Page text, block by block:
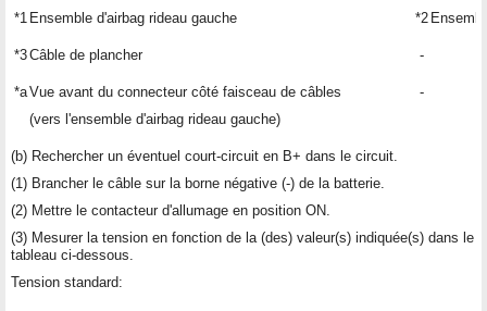
*1 Ensemble d'airbag rideau gauche *2
*3Câble de plancher -
*aVue avant du connecteur côté faisceau de câbles
(vers l'ensemble d'airbag rideau gauche)
-
(b) Rechercher un éventuel court-circuit en B+ dans le circuit.
(1) Brancher le câble sur la borne négative (-) de la batterie.
(2) Mettre le contacteur d'allumage en position ON.
(3) Mesurer la tension en fonction de la (des) valeur(s) indiquée(s) dans le
tableau ci-dessous.
Tension standard: